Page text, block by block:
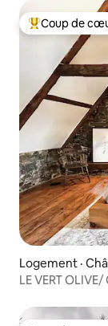
Coup de cœur
Coup de
Logement ·
LE VERT